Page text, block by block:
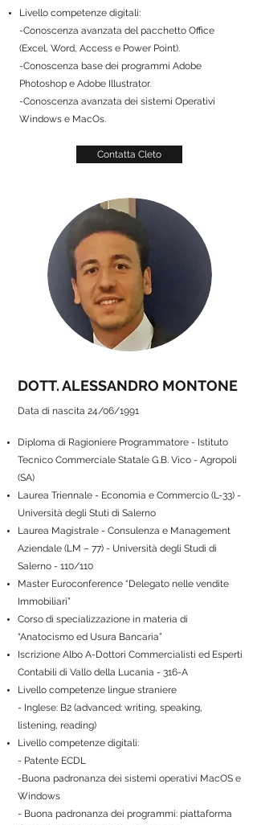
Livello competenze digitali:
-Conoscenza avanzata del pacchetto Office
(Excel, Word, Access e Power Point).
-Conoscenza base dei programmi Adobe
Photoshop e Adobe Illustrator.
-Conoscenza avanzata dei sistemi Operativi
Windows e MacOs.
Contatta Cleto
DOTT. ALESSANDRO MONTONE
Data di nascita 24/06/1991
Diploma di Ragioniere Programmatore - Istituto
Tecnico Commerciale Statale G.B. Vico - Agropoli
(SA)
Laurea Triennale - Economia e Commercio (L-33) -
Università degli Stuti di Salerno
Laurea Magistrale - Consulenza e Management
Aziendale (LM – 77) - Università degli Studi di
Salerno - 110/110
Master Euroconference “Delegato nelle vendite
Immobiliari”
Corso di specializzazione in materia di
“Anatocismo ed Usura Bancaria”
Iscrizione Albo A-Dottori Commercialisti ed Esperti
Contabili di Vallo della Lucania - 316-A
Livello competenze lingue straniere
- Inglese: B2 (advanced: writing, speaking,
listening, reading​)
Livello competenze digitali:
- Patente ECDL​
-Buona padronanza dei sistemi operativi MacOS e
Windows
- Buona padronanza dei programmi: piattaforma